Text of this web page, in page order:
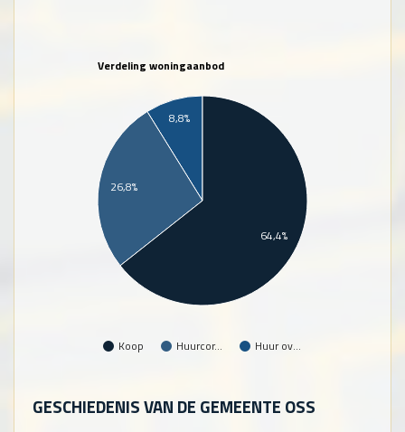
Verdeling woningaanbod
Koop Huurcor… Huur ov…
8,8%
26,8%
64,4%
GESCHIEDENIS VAN DE GEMEENTE OSS